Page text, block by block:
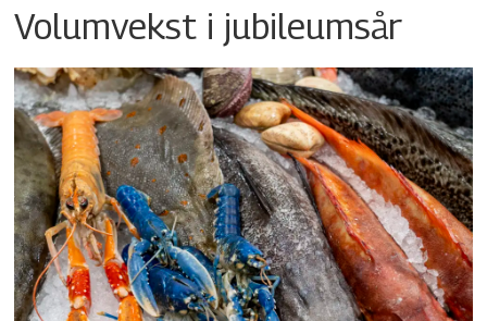
Volumvekst i jubileumsår